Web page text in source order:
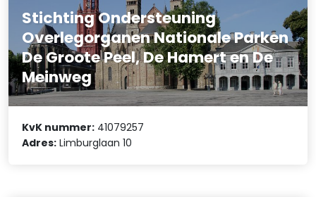
Stichting Ondersteuning
Overlegorganen Nationale Parken
De Groote Peel, De Hamert en De
Meinweg
KvK nummer: 41079257
Adres: Limburglaan 10